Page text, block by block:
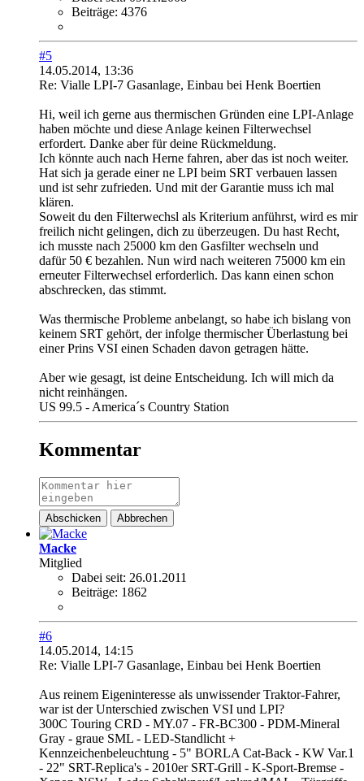
Beiträge: 4376
#5
14.05.2014, 13:36
Re: Vialle LPI-7 Gasanlage, Einbau bei Henk Boertien
Hi, weil ich gerne aus thermischen Gründen eine LPI-Anlage
haben möchte und diese Anlage keinen Filterwechsel
erfordert. Danke aber für deine Rückmeldung.
Ich könnte auch nach Herne fahren, aber das ist noch weiter.
Hat sich ja gerade einer ne LPI beim SRT verbauen lassen
und ist sehr zufrieden. Und mit der Garantie muss ich mal
klären.
Soweit du den Filterwechsl als Kriterium anführst, wird es mir
freilich nicht gelingen, dich zu überzeugen. Du hast Recht,
ich musste nach 25000 km den Gasfilter wechseln und
dafür 50 € bezahlen. Nun wird nach weiteren 75000 km ein
erneuter Filterwechsel erforderlich. Das kann einen schon
abschrecken, das stimmt.
Was thermische Probleme anbelangt, so habe ich bislang von
keinem SRT gehört, der infolge thermischer Überlastung bei
einer Prins VSI einen Schaden davon getragen hätte.
Aber wie gesagt, ist deine Entscheidung. Ich will mich da
nicht reinhängen.
US 99.5 - America´s Country Station
Kommentar
Abschicken Abbrechen
Macke
Mitglied
Dabei seit: 26.01.2011
Beiträge: 1862
#6
14.05.2014, 14:15
Re: Vialle LPI-7 Gasanlage, Einbau bei Henk Boertien
Aus reinem Eigeninteresse als unwissender Traktor-Fahrer,
war ist der Unterschied zwischen VSI und LPI?
300C Touring CRD - MY.07 - FR-BC300 - PDM-Mineral
Gray - graue SML - LED-Standlicht +
Kennzeichenbeleuchtung - 5" BORLA Cat-Back - KW Var.1
- 22" SRT-Replica's - 2010er SRT-Grill - K-Sport-Bremse -